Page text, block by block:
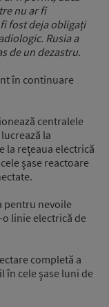
nu ar fi
fost deja obligați
Rusia a
de un dezastru.
în continuare
centralele
la
la reţeaua electrică
şase reactoare
pentru nevoile
linie electrică de
completă a
în cele şase luni de